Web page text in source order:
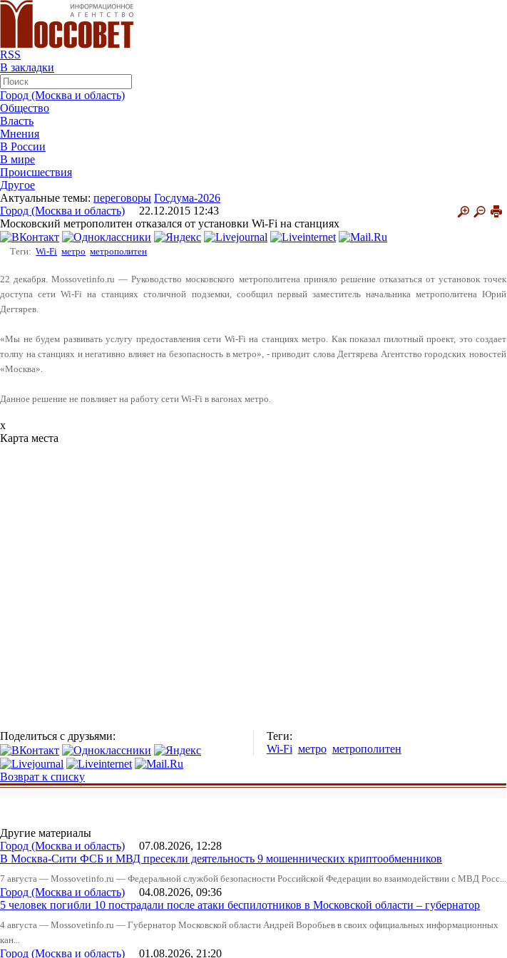
RSS
В закладки
Город (Москва и область)
Общество
Власть
Мнения
В России
В мире
Происшествия
Другое
Актуальные темы: переговоры Госдума-2026
Город (Москва и область) 22.12.2015 12:43
Московский метрополитен отказался от установки Wi-Fi на станциях
Теги: Wi-Fi метро метрополитен
22 декабря. Mossovetinfo.ru — Руководство московского метрополитена приняло решение отказаться от установок точек
доступа сети Wi-Fi на станциях столичной подземки, сообщил первый заместитель начальника метрополитена Юрий
Дегтярев.
«Мы не будем развивать услугу предоставления сети Wi-Fi на станциях метро. Как показал пилотный проект, это создает
толпу на станциях и негативно влияет на безопасность в метро», - приводит слова Дегтярева Агентство городских новостей
«Москва».
Данное решение не повлияет на работу сети Wi-Fi в вагонах метро.
x
Карта места
Поделиться с друзьями:
Теги:
Wi-Fi метро метрополитен
Возврат к списку
Другие материалы
Город (Москва и область) 07.08.2026, 12:28
В Москва-Сити ФСБ и МВД пресекли деятельность 9 мошеннических криптообменников
7 августа — Mossovetinfo.ru — Федеральной службой безопасности Российской Федерации во взаимодействии с МВД Росс...
Город (Москва и область) 04.08.2026, 09:36
5 человек погибли 10 пострадали после атаки беспилотников в Московской области – губернатор
4 августа — Mossovetinfo.ru — Губернатор Московской области Андрей Воробьев в своих официальных информационных
кан...
Город (Москва и область) 01.08.2026, 21:20